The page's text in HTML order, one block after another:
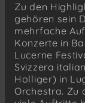
Zu den
gehören sein
mehrfache
Konzerte in
Lucerne
Svizzera
Holliger) in
Orchestra. Zu